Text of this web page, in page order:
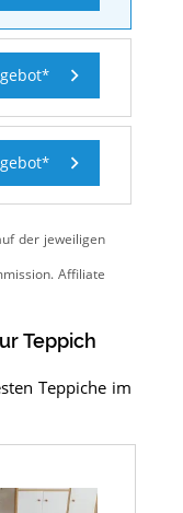
der jeweiligen
Teppich
Teppiche im